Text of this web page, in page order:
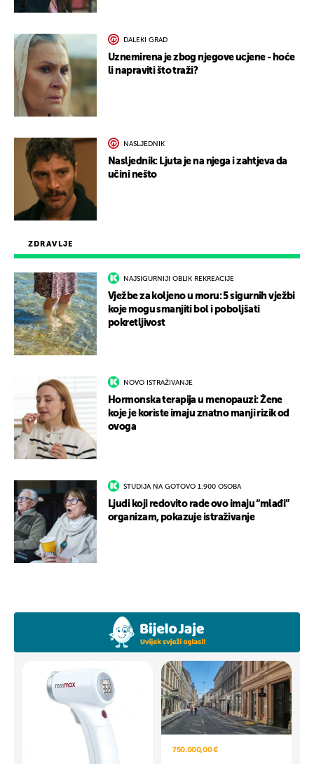
ZDRAVLJE
NAJSIGURNIJI OBLIK REKREACIJE
Vježbe za koljeno u moru: 5 sigurnih vježbi
koje mogu smanjiti bol i poboljšati
pokretljivost
NOVO ISTRAŽIVANJE
Hormonska terapija u menopauzi: Žene
koje je koriste imaju znatno manji rizik od
ovoga
STUDIJA NA GOTOVO 1.900 OSOBA
Ljudi koji redovito rade ovo imaju “mlađi”
organizam, pokazuje istraživanje
DALEKI GRAD
Uznemirena je zbog njegove ucjene - hoće
li napraviti što traži?
NASLJEDNIK
Nasljednik: Ljuta je na njega i zahtjeva da
učini nešto
750.000,00 €